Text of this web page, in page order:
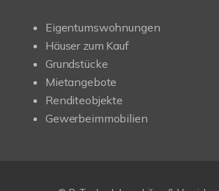
Eigentumswohnungen
Häuser zum Kauf
Grundstücke
Mietangebote
Renditeobjekte
Gewerbeimmobilien